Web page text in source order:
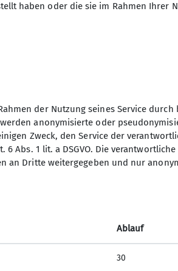
Sektion
83026 Rosenheim
haben oder die sie im Rahmen Ihrer
der Nutzung seines Service durch
anonymisierte oder
Zweck, den Service der
Abs. 1 lit. a DSGVO. Die
an Dritte weitergegeben und nur
Ablauf
30